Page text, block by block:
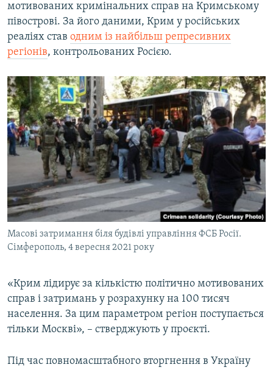
мотивованих кримінальних справ на Кримському
півострові. За його даними, Крим у російських
реаліях став одним із найбільш репресивних
регіонів, контрольованих Росією.
Масові затримання біля будівлі управління ФСБ Росії.
Сімферополь, 4 вересня 2021 року
«Крим лідирує за кількістю політично мотивованих
справ і затримань у розрахунку на 100 тисяч
населення. За цим параметром регіон поступається
тільки Москві», – стверджують у проєкті.
Під час повномасштабного вторгнення в Україну